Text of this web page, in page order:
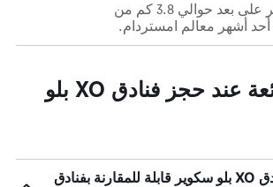
فنادق XO بلو سكوير على بعد حوالي 3.8 كم من
الأسئلة الشائعة عند حجز فنادق XO بلو
هل الأسعار في فنادق XO بلو سكوير قابلة للمقارنة بفنادق